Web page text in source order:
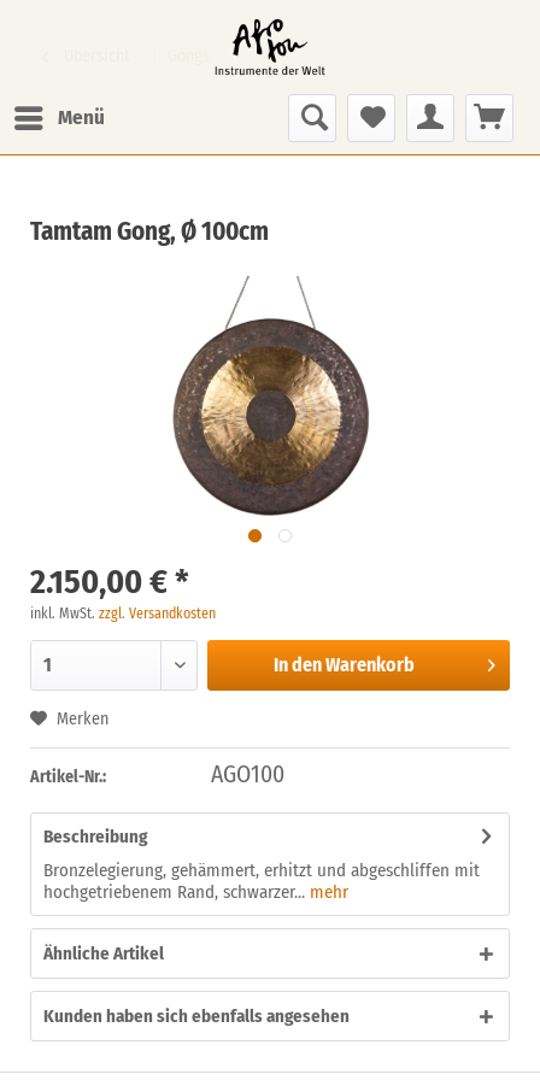
Menü
Tamtam Gong, Ø 100cm
2.150,00 € *
inkl. MwSt. zzgl. Versandkosten
In denWarenkorb
Merken
Artikel-Nr.: AGO100
Beschreibung
Bronzelegierung, gehämmert, erhitzt und abgeschliffen mit
hochgetriebenem Rand, schwarzer... mehr
Ähnliche Artikel
Kunden haben sich ebenfalls angesehen